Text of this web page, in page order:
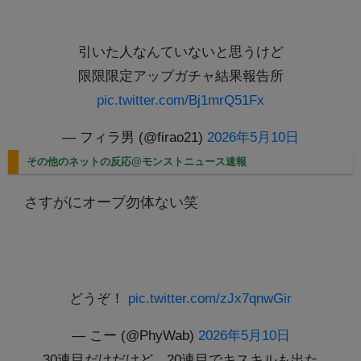
引いた人なんていないと思うけど
限限限定アップガチャ結果報告所
pic.twitter.com/Bj1mrQ51Fx
— フィラ男 (@firao21) 2026年5月10日
その他のネットの反応@モンストニュース速報
さすがにオーブ勿体ない笑
どうぞ！ pic.twitter.com/zJx7qnwGir
— こー (@PhyWab) 2026年5月10日